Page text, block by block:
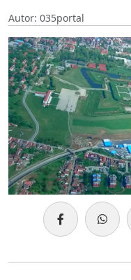
Autor: 035portal